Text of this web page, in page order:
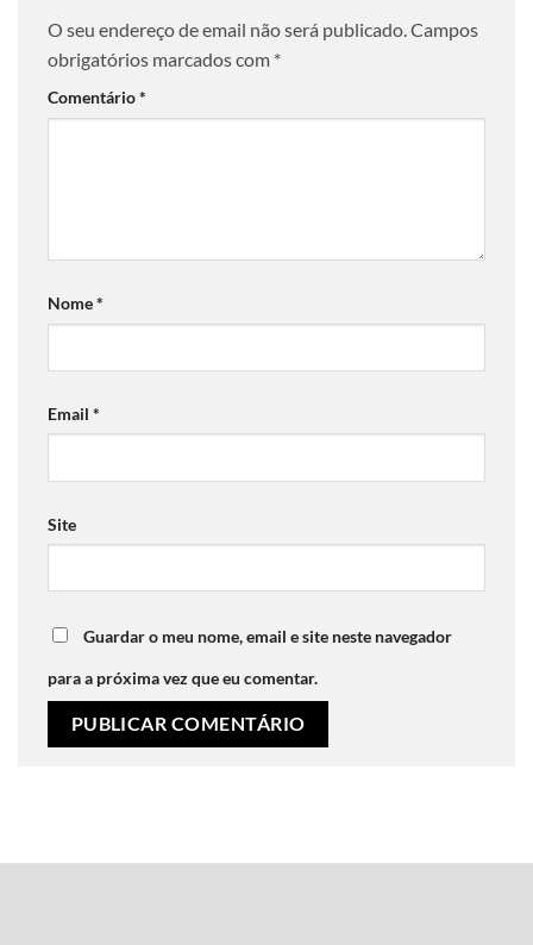
O seu endereço de email não será publicado.Campos
obrigatórios marcados com *
Comentário*
Nome*
Email *
Site
Guardar o meu nome, email e site neste navegador
para a próxima vez que eu comentar.